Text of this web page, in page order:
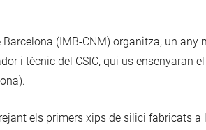
(IMB-CNM) organitza, un
i tècnic del CSIC, qui us ensenyaran
els primers xips de silici fabricats